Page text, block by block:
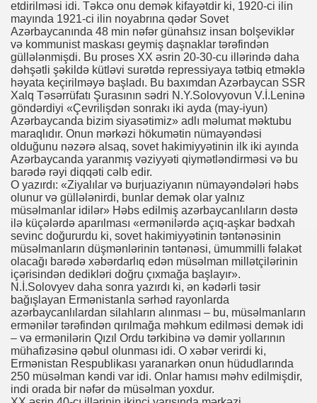
etdirilməsi idi. Təkcə onu demək kifayətdir ki, 1920-ci ilin
mayında 1921-ci ilin noyabrına qədər Sovet
Azərbaycanında 48 min nəfər günahsız insan bolşeviklər
və kommunist maskası geymiş daşnaklar tərəfindən
güllələnmişdi. Bu proses XX əsrin 20-30-cu illərində daha
dəhşətli şəkildə kütləvi surətdə repressiyaya tətbiq etməklə
həyata keçirilməyə başladı. Bu baxımdan Azərbaycan SSR
Xalq Təsərrüfatı Şurasının sədri N.Y.Solovyovun V.İ.Leninə
göndərdiyi «Çevrilişdən sonrakı iki ayda (may-iyun)
Azərbaycanda bizim siyasətimiz» adlı məlumat məktubu
maraqlıdır. Onun mərkəzi hökumətin nümayəndəsi
olduğunu nəzərə alsaq, sovet hakimiyyətinin ilk iki ayında
Azərbaycanda yaranmış vəziyyəti qiymətləndirməsi və bu
barədə rəyi diqqəti cəlb edir.
O yazırdı: «Ziyalılar və burjuaziyanın nümayəndələri həbs
olunur və güllələnirdi, bunlar demək olar yalnız
müsəlmanlar idilər» Həbs edilmiş azərbaycanlıların dəstə
ilə küçələrdə aparılması «ermənilərdə açıq-aşkar bədxah
sevinc doğururdu ki, sovet hakimiyyətinin təntənəsinin
müsəlmanların düşmənlərinin təntənəsi, ümummilli fəlakət
olacağı barədə xəbərdarlıq edən müsəlman millətçilərinin
içərisindən dedikləri doğru çıxmağa başlayır».
N.İ.Solovyev daha sonra yazırdı ki, ən kədərli təsir
bağışlayan Ermənistanla sərhəd rayonlarda
azərbaycanlılardan silahların alınması – bu, müsəlmanların
ermənilər tərəfindən qırılmağa məhkum edilməsi demək idi
– və ermənilərin Qızıl Ordu tərkibinə və dəmir yollarının
mühafizəsinə qəbul olunması idi. O xəbər verirdi ki,
Ermənistan Respublikası yaranarkən onun hüdudlarında
250 müsəlman kəndi var idi. Onlar hamısı məhv edilmişdir,
indi orada bir nəfər də müsəlman yoxdur.